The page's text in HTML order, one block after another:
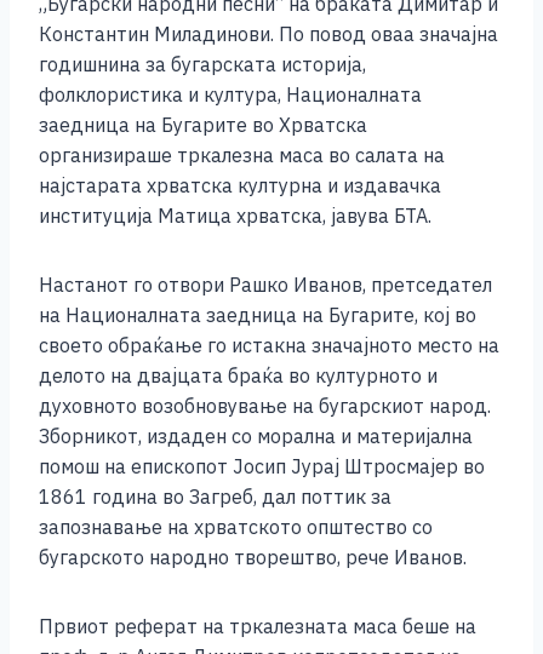
b
o
o
k
n
g
er
A
p
p
Li
Константин Миладинови. По повод оваа значајна
годишнина за бугарската историја,
фолклористика и култура, Националната
заедница на Бугарите во Хрватска
организираше тркалезна маса во салата на
најстарата хрватска културна и издавачка
институција Матица хрватска, јавува БТА.
Настанот го отвори Рашко Иванов, претседател
на Националната заедница на Бугарите, кој во
своето обраќање го истакна значајното место на
делото на двајцата браќа во културното и
духовното возобновување на бугарскиот народ.
Зборникот, издаден со морална и материјална
помош на епископот Јосип Јурај Штросмајер во
1861 година во Загреб, дал поттик за
запознавање на хрватското општество со
бугарското народно творештво, рече Иванов.
Првиот реферат на тркалезната маса беше на